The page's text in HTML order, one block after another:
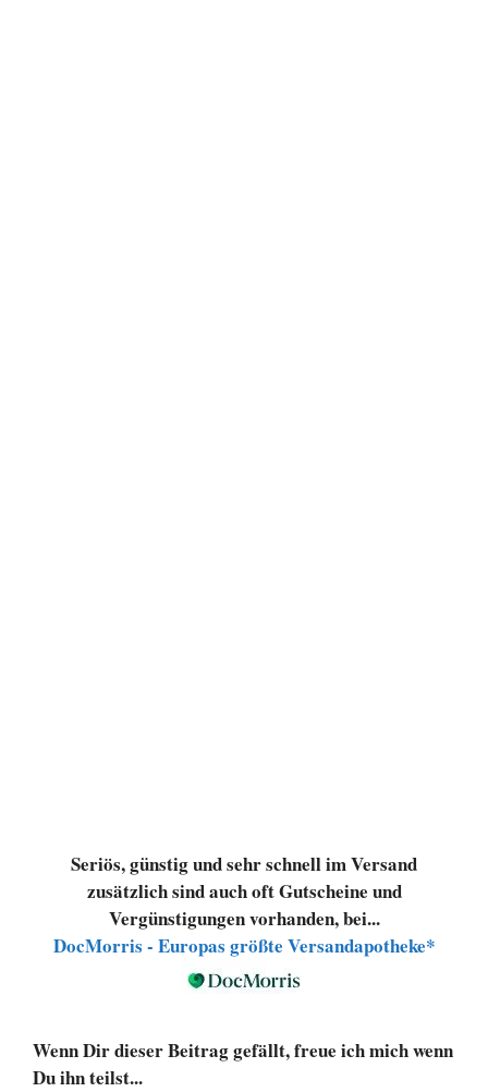
Seriös, günstig und sehr schnell im Versand
zusätzlich sind auch oft Gutscheine und
Vergünstigungen vorhanden, bei...
DocMorris - Europas größte Versandapotheke*
Wenn Dir dieser Beitrag gefällt, freue ich mich wenn
Du ihn teilst...